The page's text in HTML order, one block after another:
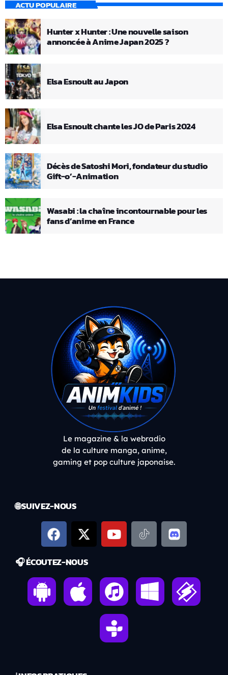
ACTU POPULAIRE
Hunter x Hunter : Une nouvelle saison
annoncée à Anime Japan 2025 ?
Elsa Esnoult au Japon
Elsa Esnoult chante les JO de Paris 2024
Décès de Satoshi Mori, fondateur du studio
Gift-o’-Animation
Wasabi : la chaîne incontournable pour les
fans d’anime en France
Le magazine & la webradio
de la culture manga, anime,
gaming et pop culture japonaise.
🌐 SUIVEZ-NOUS
🎧 ÉCOUTEZ-NOUS